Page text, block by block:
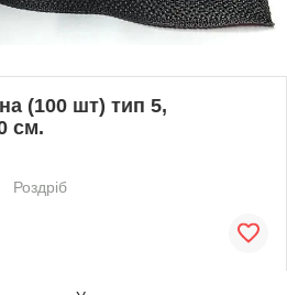
(100 шт) тип 5,
см.
Роздріб